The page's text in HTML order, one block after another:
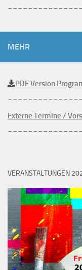
MEHR
PDF Version
Externe Termine /
VERANSTALTUNGEN